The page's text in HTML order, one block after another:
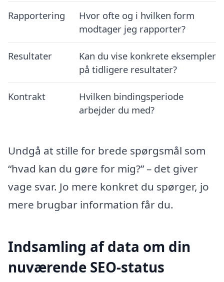
Rapportering
Hvor ofte og i hvilken form
modtager jeg rapporter?
Resultater
Kan du vise konkrete eksempler
på tidligere resultater?
Kontrakt
Hvilken bindingsperiode
arbejder du med?
Undgå at stille for brede spørgsmål som
“hvad kan du gøre for mig?” – det giver
vage svar. Jo mere konkret du spørger, jo
mere brugbar information får du.
Indsamling af data om din
nuværende SEO-status